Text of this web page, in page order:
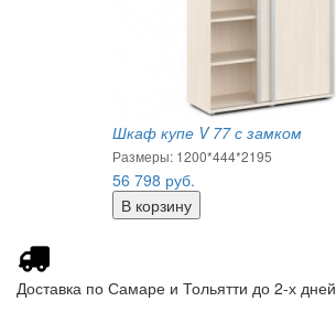
Шкаф купе V 77 с замком
Размеры: 1200*444*2195
56 798 руб.
Доставка по Самаре и Тольятти до 2-х дней